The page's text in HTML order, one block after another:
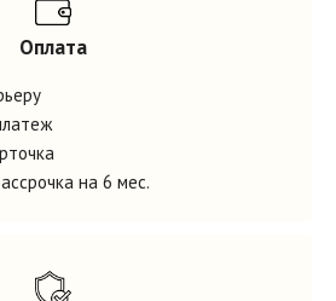
Оплата
на 6 мес.